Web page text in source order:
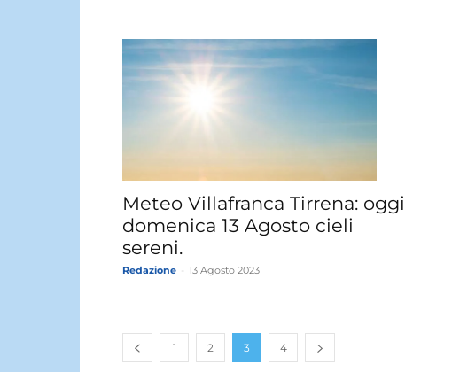
Meteo Villafranca Tirrena: oggi
domenica 13 Agosto cieli
sereni.
Redazione 13 Agosto 2023
1 2 3 4